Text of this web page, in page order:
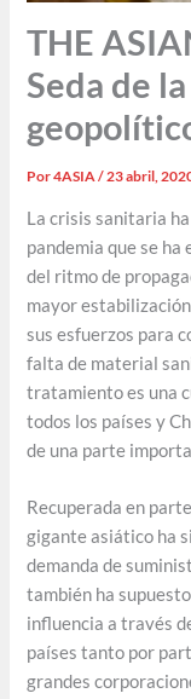
THE
Seda de
Por4ASIA/23 abril,
La crisis sanitaria
pandemia que se
del ritmo de
mayor
sus esfuerzos para
falta de material
tratamiento es una
todos los países y
de una parte
Recuperada en
gigante asiático ha
demanda de
también ha
influencia a través
países tanto por
grandes